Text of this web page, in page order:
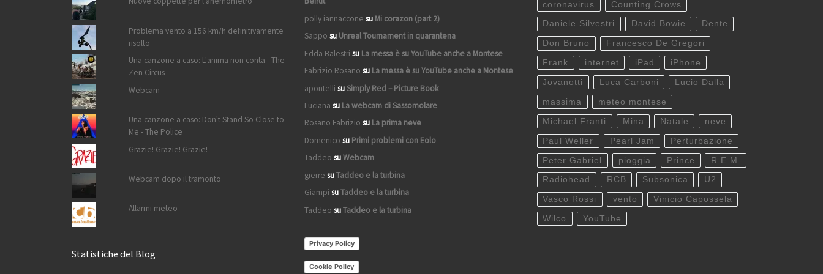
Problema vento a 156 km/h definitivamente
risolto
Una canzone a caso: L'anima non conta - The
Zen Circus
Webcam
Una canzone a caso: Don't Stand So Close to
Me - The Police
Grazie! Grazie! Grazie!
Webcam dopo il tramonto
Allarmi meteo
Statistiche del Blog
polly iannaccone su Mi corazon (part 2)
Sappo su Unreal Tournament in quarantena
Edda Balestri su La messa è su YouTube anche a Montese
Fabrizio Rosano su La messa è su YouTube anche a Montese
apontelli suSimply Red – Picture Book
Luciana su La webcam di Sassomolare
Rosano Fabrizio su La prima neve
Domenico su Primi problemi con Eolo
Taddeo suWebcam
gierre suTaddeo e la turbina
Giampi suTaddeo e la turbina
Taddeo suTaddeo e la turbina
Privacy Policy
Cookie Policy
coronavirus Counting Crows
Daniele Silvestri David Bowie Dente
Don Bruno Francesco De Gregori
Frank internet iPad iPhone
Jovanotti Luca Carboni Lucio Dalla
massima meteo montese
Michael Franti Mina Natale neve
Paul Weller Pearl Jam Perturbazione
Peter Gabriel pioggia Prince R.E.M.
Radiohead RCB Subsonica U2
Vasco Rossi vento Vinicio Capossela
Wilco YouTube